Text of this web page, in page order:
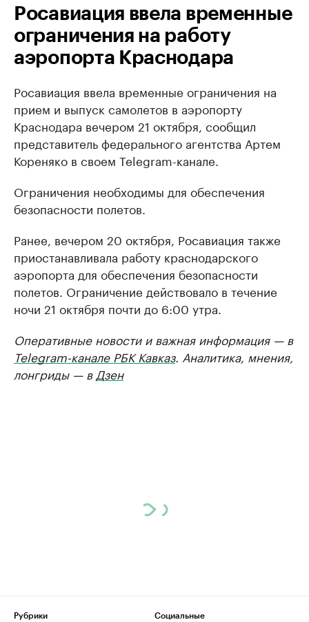
Росавиация ввела временные
ограничения на работу
аэропорта Краснодара
Росавиация ввела временные ограничения на
прием и выпуск самолетов в аэропорту
Краснодара вечером 21 октября, сообщил
представитель федерального агентства Артем
Кореняко в своем Telegram-канале.
Ограничения необходимы для обеспечения
безопасности полетов.
Ранее, вечером 20 октября, Росавиация также
приостанавливала работу краснодарского
аэропорта для обеспечения безопасности
полетов. Ограничение действовало в течение
ночи 21 октября почти до 6:00 утра.
Оперативные новости и важная информация — в
Telegram-канале РБК Кавказ. Аналитика, мнения,
лонгриды — в Дзен
Рубрики
Социальные